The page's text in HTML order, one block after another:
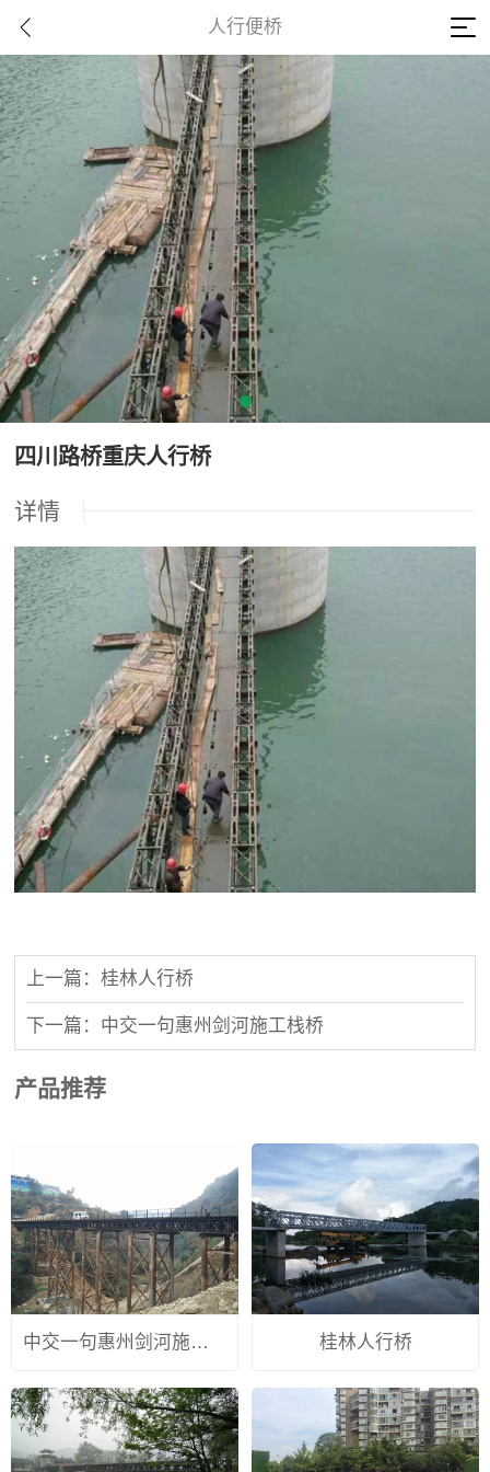
人行便桥
四川路桥重庆人行桥
详情
上一篇：桂林人行桥
下一篇：中交一句惠州剑河施工栈桥
产品推荐
中交一句惠州剑河施工栈桥 桂林人行桥